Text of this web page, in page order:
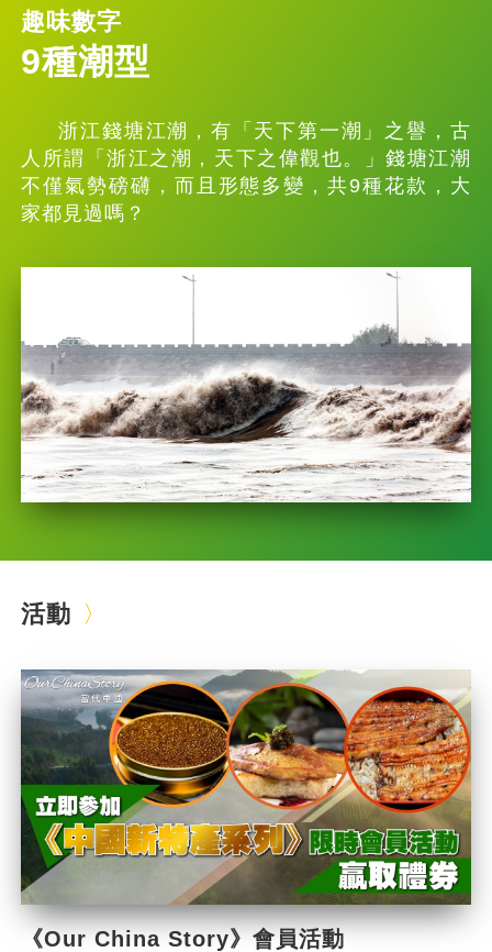
趣味數字
9種潮型
浙江錢塘江潮，有「天下第一潮」之譽，古
人所謂「浙江之潮，天下之偉觀也。」錢塘江潮
不僅氣勢磅礴，而且形態多變，共9種花款，大
家都見過嗎？
活動
《Our China Story》會員活動